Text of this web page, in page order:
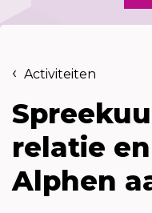
Activiteiten
relatie
Alphen